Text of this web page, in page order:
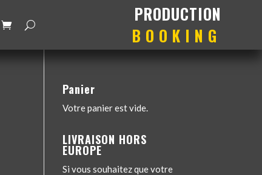
production
booking
Panier
Votre panier est vide.
LIVRAISON HORS
EUROPE
Si vous souhaitez que votre